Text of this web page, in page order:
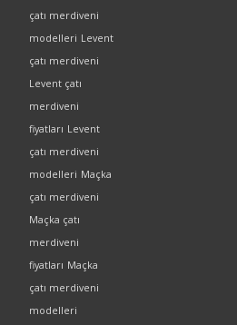
çatı merdiveni
modelleri Levent
çatı merdiveni
Levent çatı
merdiveni
fiyatları Levent
çatı merdiveni
modelleri Maçka
çatı merdiveni
Maçka çatı
merdiveni
fiyatları Maçka
çatı merdiveni
modelleri